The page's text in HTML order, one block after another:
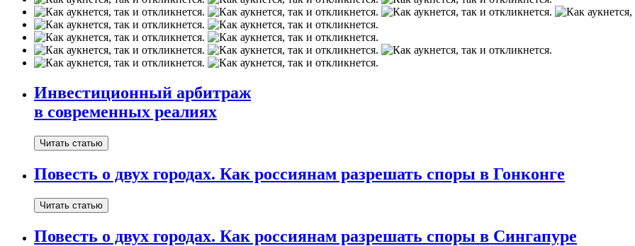
Инвестиционный арбитраж
в современных реалиях
Читать статью
Повесть о двух городах. Как россиянам разрешать споры в Гонконге
Читать статью
Повесть о двух городах. Как россиянам разрешать споры в Сингапуре